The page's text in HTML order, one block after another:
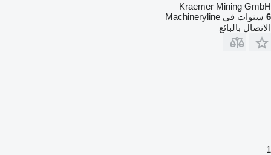
Kraemer Mining GmbH
6 سنوات في Machineryline
الاتصال بالبائع
1